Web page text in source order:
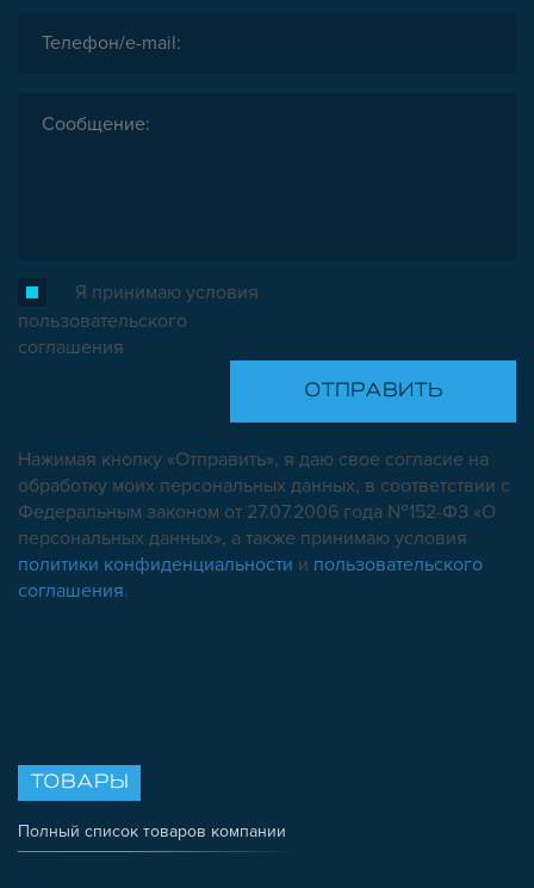
Я принимаю условия
пользовательского
соглашения
Нажимая кнопку «Отправить», я даю свое согласие на
обработку моих персональных данных, в соответствии с
Федеральным законом от 27.07.2006 года №152-ФЗ «О
персональных данных», а также принимаю условия
политики конфиденциальности и пользовательского
соглашения.
ТОВАРЫ
Полный список товаров компании